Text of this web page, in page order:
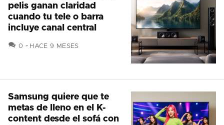
pelis ganan claridad
cuando tu tele o barra
incluye canal central
0 COMENTARIOS
HACE 9 MESES
Samsung quiere que te
metas de lleno en el K-
content desde el sofá con